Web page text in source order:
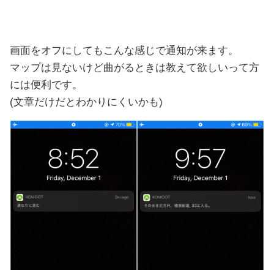
画面をオフにしてもこんな感じで通知が来ます。
マップは見ないけど曲がるときは教えて欲しいって方
には便利です。
(文章だけだとわかりにくいかも)